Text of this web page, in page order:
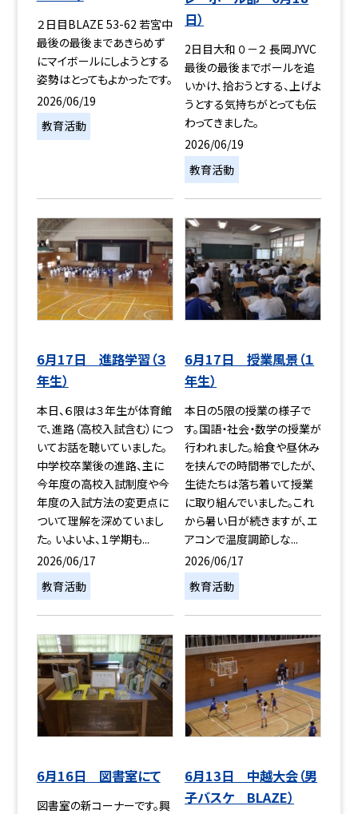
２日目BLAZE 53-62 若宮中
最後の最後まであきらめず
にマイボールにしようとする
姿勢はとってもよかったです。
2026/06/19
教育活動
日）
2日目大和 ０－２ 長岡JYVC
最後の最後までボールを追
いかけ、拾おうとする、上げよ
うとする気持ちがとっても伝
わってきました。
2026/06/19
教育活動
6月17日 進路学習（３
年生）
本日、６限は３年生が体育館
で、進路（高校入試含む）につ
いてお話を聴いていました。
中学校卒業後の進路、主に
今年度の高校入試制度や今
年度の入試方法の変更点に
ついて理解を深めていまし
た。 いよいよ、１学期も...
2026/06/17
教育活動
6月17日 授業風景（１
年生）
本日の5限の授業の様子で
す。国語・社会・数学の授業が
行われました。給食や昼休み
を挟んでの時間帯でしたが、
生徒たちは落ち着いて授業
に取り組んでいました。これ
から暑い日が続きますが、エ
アコンで温度調節しな...
2026/06/17
教育活動
6月16日 図書室にて
図書室の新コーナーです。興
6月13日 中越大会（男
子バスケ BLAZE）